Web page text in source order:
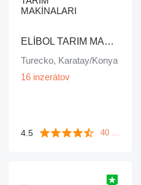
ELİBOL TARIM MAKİNALARI
Turecko, Karatay/Konya
16 inzerátov
4.5 40 recenzií